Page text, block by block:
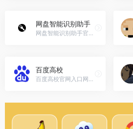
网盘智能识别助手
网盘智能识别助手官网入口网址，智能识别选中文字中的网盘链...
百度高校
百度高校官网入口网址，百度文库和许多大学都签署了...